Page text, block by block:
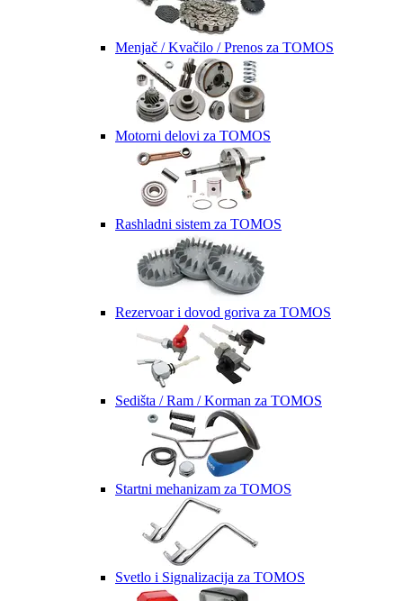
Menjač / Kvačilo / Prenos za TOMOS
Motorni delovi za TOMOS
Rashladni sistem za TOMOS
Rezervoar i dovod goriva za TOMOS
Sedišta / Ram / Korman za TOMOS
Startni mehanizam za TOMOS
Svetlo i Signalizacija za TOMOS